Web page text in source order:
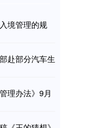
境管理的规
赴部分汽车生
理办法》9月